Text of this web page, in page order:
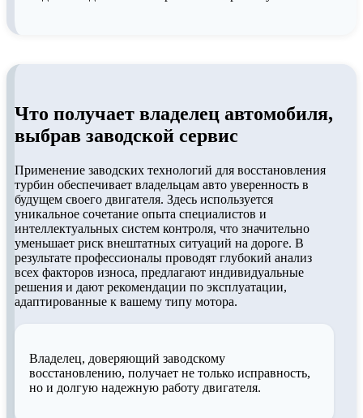
Что получает владелец автомобиля,
выбрав заводской сервис
Применение заводских технологий для восстановления
турбин обеспечивает владельцам авто уверенность в
будущем своего двигателя. Здесь используется
уникальное сочетание опыта специалистов и
интеллектуальных систем контроля, что значительно
уменьшает риск внештатных ситуаций на дороге. В
результате профессионалы проводят глубокий анализ
всех факторов износа, предлагают индивидуальные
решения и дают рекомендации по эксплуатации,
адаптированные к вашему типу мотора.
Владелец, доверяющий заводскому
восстановлению, получает не только исправность,
но и долгую надежную работу двигателя.